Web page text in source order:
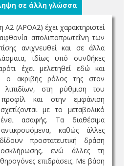
σε άλλη γλώσσα
(APOA2) έχει χαρακτηριστεί
απολιποπρωτεΐνη των
ανιχνευθεί και σε άλλα
ιδίως υπό συνθήκες
έχει μελετηθεί εδώ και
ο ακριβής ρόλος της στον
λιπιδίων, στη ρύθμιση του
προφίλ και στην εμφάνιση
με το μεταβολικό
ασαφής. Τα διαθέσιμα
καθώς άλλες
προστατευτική δράση
ενώ άλλες τη
επιδράσεις. Με βάση